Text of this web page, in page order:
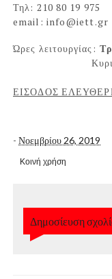
Τηλ: 210 80 19 975
email: info@iett.gr
Ώρες λειτουργίας:
ΕΙΣΟΔΟΣ
- Νοεμβρίου 26, 2019
Κοινή χρήση
Δημοσίευση